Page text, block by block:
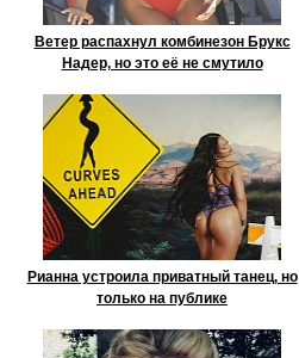
Ветер распахнул комбинезон Брукс
Надер, но это её не смутило
Рианна устроила приватный танец, но
только на публике